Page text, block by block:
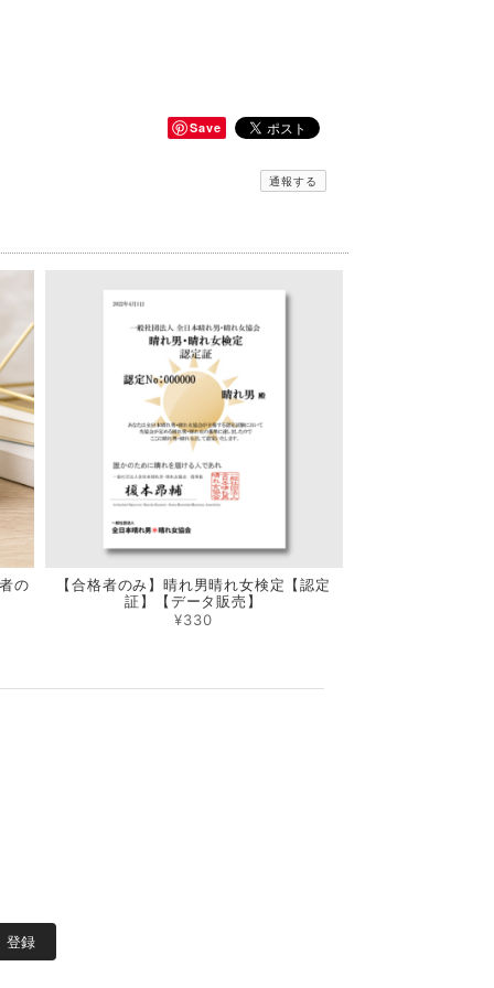
Save
通報する
の
【合格者のみ】晴れ男晴れ女検定【認定
証】【データ販売】
¥330
登録